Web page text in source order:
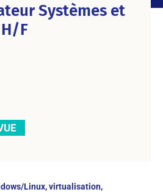
Systèmes et
F
Linux, virtualisation,